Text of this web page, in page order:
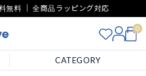
無料 ｜ 全商品ラッピング対応
0
CATEGORY